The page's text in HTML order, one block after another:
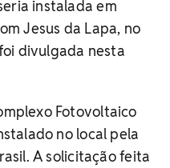
instalada em
Jesus da Lapa, no
divulgada nesta
Fotovoltaico
no local pela
A solicitação feita